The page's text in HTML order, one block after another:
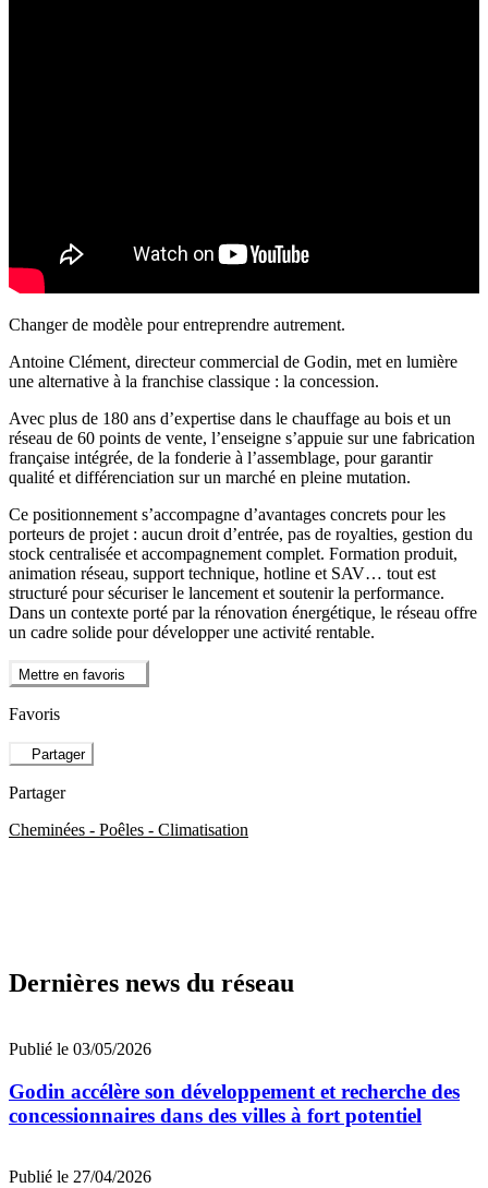
Changer de modèle pour entreprendre autrement.
Antoine Clément, directeur commercial de Godin, met en lumière
une alternative à la franchise classique : la concession.
Avec plus de 180 ans d’expertise dans le chauffage au bois et un
réseau de 60 points de vente, l’enseigne s’appuie sur une fabrication
française intégrée, de la fonderie à l’assemblage, pour garantir
qualité et différenciation sur un marché en pleine mutation.
Ce positionnement s’accompagne d’avantages concrets pour les
porteurs de projet : aucun droit d’entrée, pas de royalties, gestion du
stock centralisée et accompagnement complet. Formation produit,
animation réseau, support technique, hotline et SAV… tout est
structuré pour sécuriser le lancement et soutenir la performance.
Dans un contexte porté par la rénovation énergétique, le réseau offre
un cadre solide pour développer une activité rentable.
Mettre en favoris
Favoris
Partager
Partager
Cheminées - Poêles - Climatisation
Dernières news du réseau
Publié le 03/05/2026
Godin accélère son développement et recherche des
concessionnaires dans des villes à fort potentiel
Publié le 27/04/2026